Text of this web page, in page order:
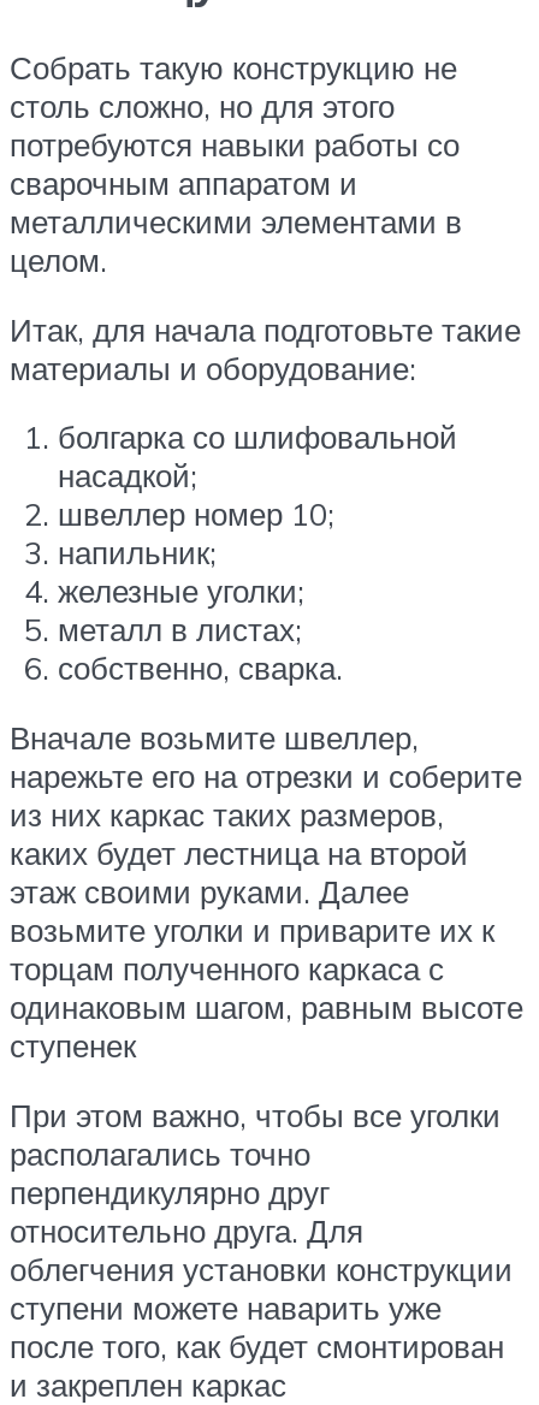
Собрать такую конструкцию не
столь сложно, но для этого
потребуются навыки работы со
сварочным аппаратом и
металлическими элементами в
целом.
Итак, для начала подготовьте такие
материалы и оборудование:
болгарка со шлифовальной
насадкой;
швеллер номер 10;
напильник;
железные уголки;
металл в листах;
собственно, сварка.
Вначале возьмите швеллер,
нарежьте его на отрезки и соберите
из них каркас таких размеров,
каких будет лестница на второй
этаж своими руками. Далее
возьмите уголки и приварите их к
торцам полученного каркаса с
одинаковым шагом, равным высоте
ступенек
При этом важно, чтобы все уголки
располагались точно
перпендикулярно друг
относительно друга. Для
облегчения установки конструкции
ступени можете наварить уже
после того, как будет смонтирован
и закреплен каркас